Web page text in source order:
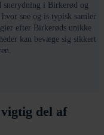
snerydning i Birkerød og
sne og is typisk samler
efter Birkerøds unikke
kan bevæge sig sikkert
del af